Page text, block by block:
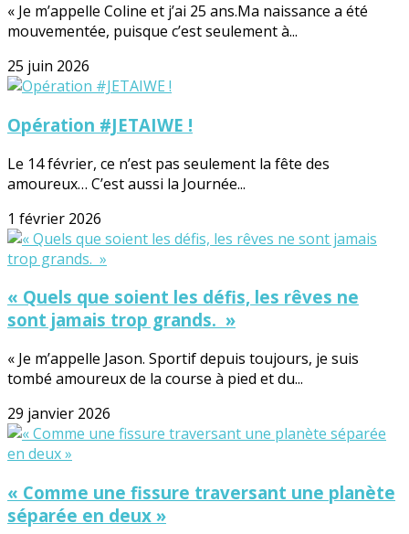
« Je m’appelle Coline et j’ai 25 ans.Ma naissance a été
mouvementée, puisque c’est seulement à...
25 juin 2026
Opération #JETAIWE !
Le 14 février, ce n’est pas seulement la fête des
amoureux… C’est aussi la Journée...
1 février 2026
« Quels que soient les défis, les rêves ne
sont jamais trop grands. »
« Je m’appelle Jason. Sportif depuis toujours, je suis
tombé amoureux de la course à pied et du...
29 janvier 2026
« Comme une fissure traversant une planète
séparée en deux »